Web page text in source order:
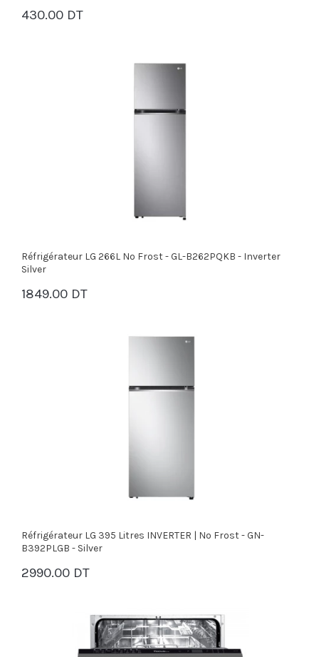
430.00 DT
PANIER
Réfrigérateur LG 266L No Frost - GL-B262PQKB - Inverter
Silver
1849.00 DT
PANIER
Réfrigérateur LG 395 Litres INVERTER | No Frost - GN-
B392PLGB - Silver
2990.00 DT
PANIER